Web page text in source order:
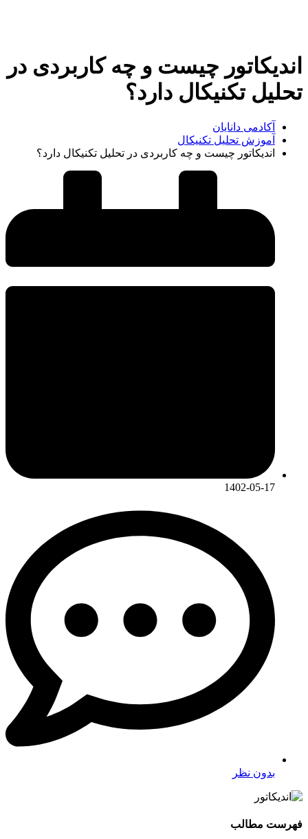
اندیکاتور چیست و چه کاربردی در
تحلیل تکنیکال دارد؟
آکادمی دانایان
آموزش تحلیل تکنیکال
اندیکاتور چیست و چه کاربردی در تحلیل تکنیکال دارد؟
1402-05-17
بدون نظر
فهرست مطالب